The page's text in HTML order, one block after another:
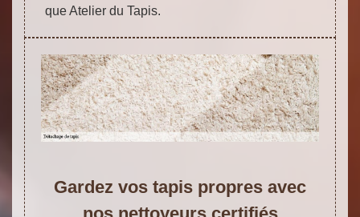
que Atelier du Tapis.
Gardez vos tapis propres avec